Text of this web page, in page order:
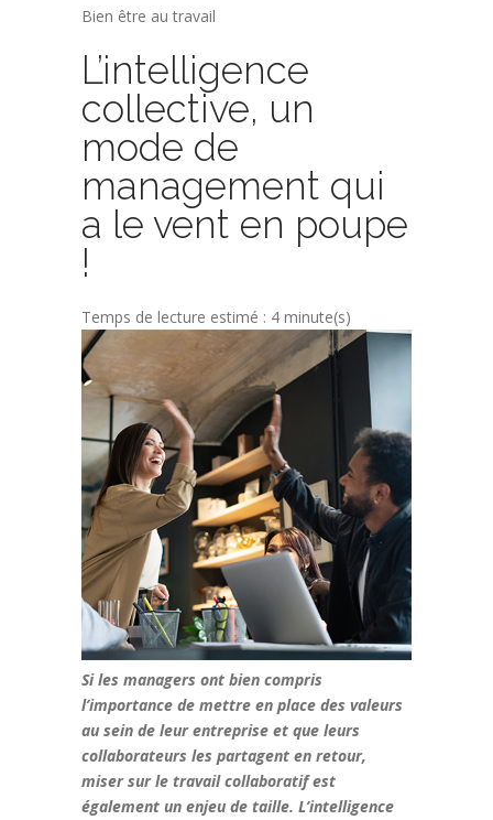
Bien être au travail
L’intelligence
collective, un
mode de
management qui
a le vent en poupe
!
Temps de lecture estimé : 4 minute(s)
Si les managers ont bien compris
l’importance de mettre en place des valeurs
au sein de leur entreprise et que leurs
collaborateurs les partagent en retour,
miser sur le travail collaboratif est
également un enjeu de taille. L’intelligence